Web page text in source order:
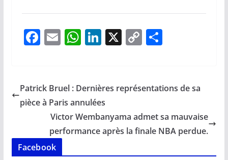
F
b
o
k
E
l
W
s
A
p
p
Li
e
dI
n
X C
y
n
k
P
g
Patrick Bruel : Dernières représentations de sa
pièce à Paris annulées
Victor Wembanyama admet sa mauvaise
performance après la finale NBA perdue.
Facebook